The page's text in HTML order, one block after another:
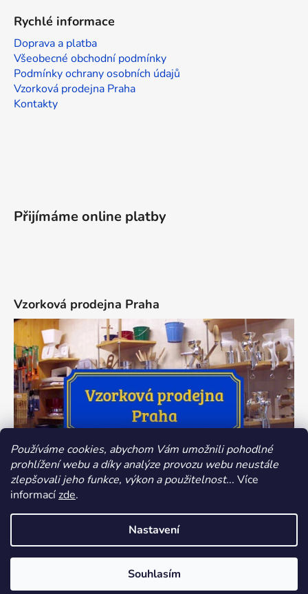
Používáme cookies, abychom Vám umožnili pohodlné
prohlížení webu a díky analýze provozu webu neustále
zlepšovali jeho funkce, výkon a použitelnost... Více
informacízde.
Nastavení
Souhlasím
Rychlé informace
Doprava a platba
Všeobecné obchodní podmínky
Podmínky ochrany osobních údajů
Vzorková prodejna Praha
Kontakty
Přijímáme online platby
Vzorková prodejna Praha
Vytvořil Shoptet
Dokredence.cz